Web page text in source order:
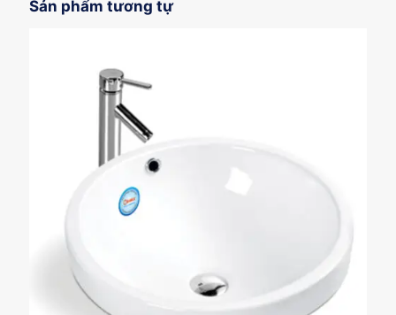
Sản phẩm tương tự